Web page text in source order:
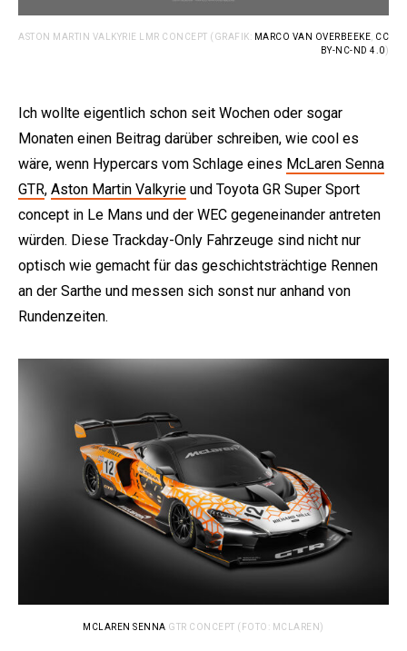
ASTON MARTIN VALKYRIE LMR CONCEPT (GRAFIK: MARCO VAN OVERBEEKE CC
BY-NC-ND 4.0)
Ich wollte eigentlich schon seit Wochen oder sogar
Monaten einen Beitrag darüber schreiben, wie cool es
wäre, wenn Hypercars vom Schlage eines McLaren Senna
GTR, Aston Martin Valkyrie und Toyota GR Super Sport
concept in Le Mans und der WEC gegeneinander antreten
würden. Diese Trackday-Only Fahrzeuge sind nicht nur
optisch wie gemacht für das geschichtsträchtige Rennen
an der Sarthe und messen sich sonst nur anhand von
Rundenzeiten.
MCLAREN SENNA GTR CONCEPT (FOTO: MCLAREN)